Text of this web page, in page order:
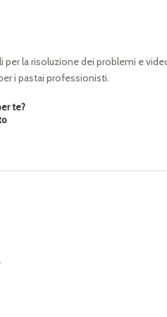
per la risoluzione dei problemi e
i pastai professionisti.
te?